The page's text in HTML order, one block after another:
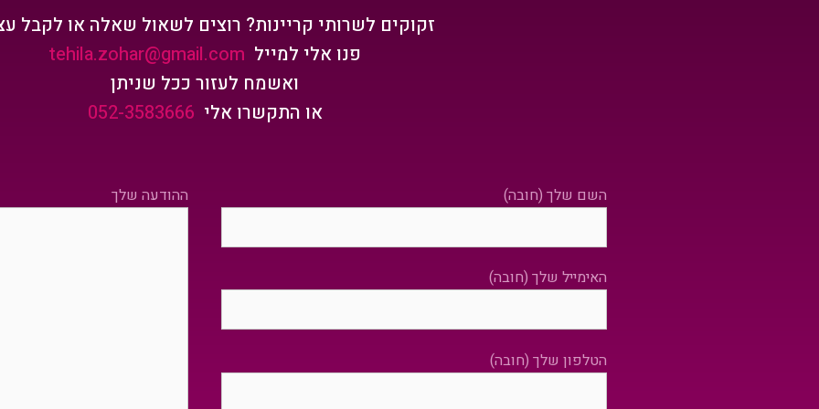
זקוקים לשרותי קריינות? רוצים לשאול שאלה או לקבל
פנו אלי למייל tehila.zohar@gmail.com
ואשמח לעזור ככל שניתן
או התקשרו אלי 052-3583666
השם שלך (חובה)
האימייל שלך (חובה)
הטלפון שלך (חובה)
ההודעה שלך
Please leave this field empty.